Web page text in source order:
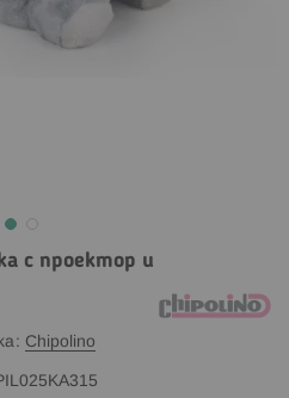
с проектор и
Chipolino